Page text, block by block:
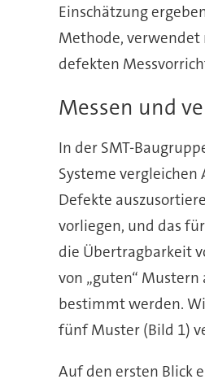
Einschätzung
Methode, verwendet
defekten
Messen und
In der SMT-
Systeme
Defekte
vorliegen, und das
die Übertragbarkeit
von „guten“
bestimmt werden.
fünf Muster (Bild 1)
Auf den ersten Blick